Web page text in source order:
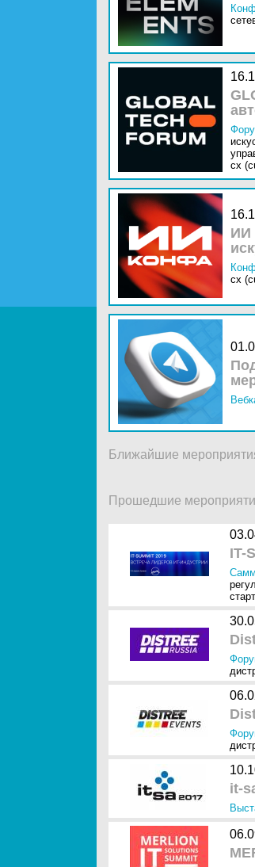
cx
ИИ
cx
Ближайшие
Прошедшие
IT-
it-